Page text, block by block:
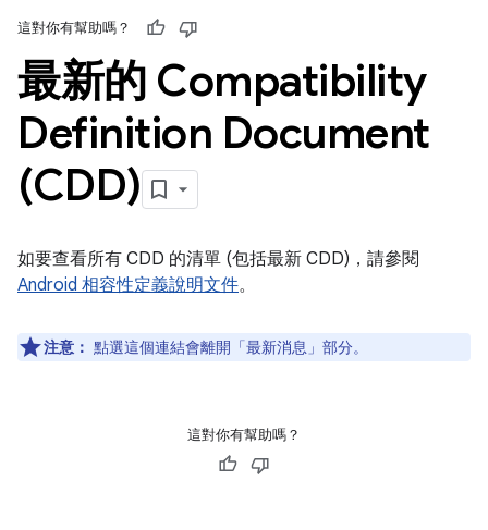
這對你有幫助嗎？
最新的 Compatibility
Definition Document
(CDD)
如要查看所有 CDD 的清單 (包括最新 CDD)，請參閱
Android 相容性定義說明文件。
注意： 點選這個連結會離開「最新消息」部分。
這對你有幫助嗎？